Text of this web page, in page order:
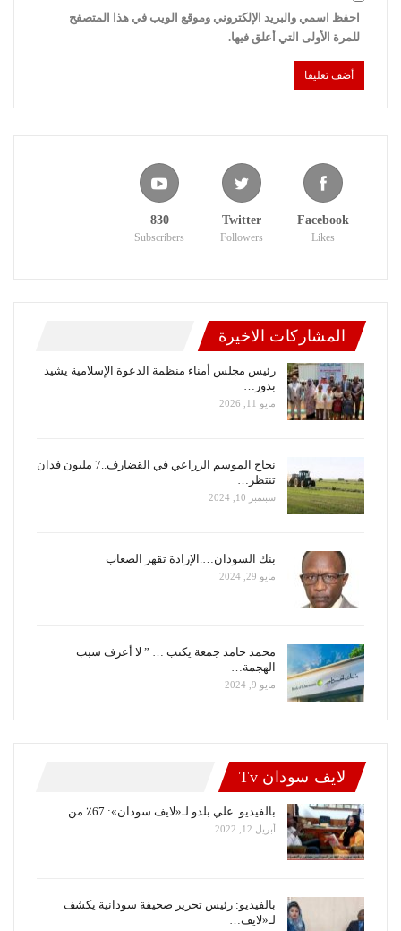
احفظ اسمي والبريد الإلكتروني وموقع الويب في هذا المتصفح
للمرة الأولى التي أعلق فيها.
Facebook
Likes
Twitter
Followers
830
Subscribers
المشاركات الاخيرة
رئيس مجلس أمناء منظمة الدعوة الإسلامية يشيد
بدور…
مايو 11, 2026
نجاح الموسم الزراعي في القضارف..7 مليون فدان
تنتظر…
سبتمبر 10, 2024
بنك السودان….الإرادة تقهر الصعاب
مايو 29, 2024
محمد حامد جمعة يكتب … ” لا أعرف سبب
الهجمة…
مايو 9, 2024
لايف سودان Tv
بالفيديو..علي بلدو لـ«لايف سودان»: 67٪ من…
أبريل 12, 2022
بالفيديو: رئيس تحرير صحيفة سودانية يكشف
لـ«لايف…